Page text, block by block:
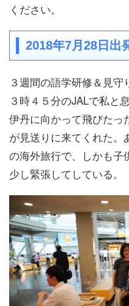
ください。
2018年7月28日出
３週間の語学研修＆見
３時４５分のJALで私と
伊丹に向かって飛びたっ
が見送りに来てくれた。
の海外旅行で、しかも子
少し緊張してしている。